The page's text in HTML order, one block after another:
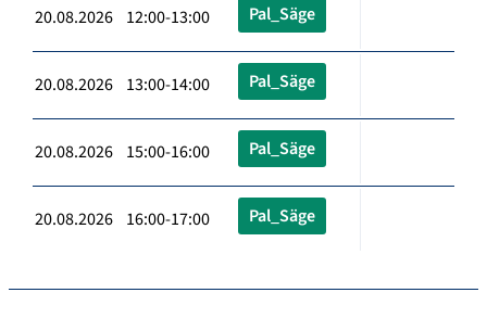
20.08.2026 12:00-13:00 Pal_Säge
20.08.2026 13:00-14:00 Pal_Säge
20.08.2026 15:00-16:00 Pal_Säge
20.08.2026 16:00-17:00 Pal_Säge